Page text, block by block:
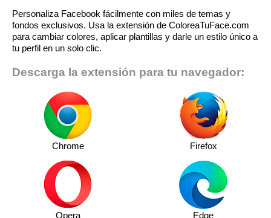
Personaliza Facebook fácilmente con miles de temas y
fondos exclusivos. Usa la extensión de ColoreaTuFace.com
para cambiar colores, aplicar plantillas y darle un estilo único a
tu perfil en un solo clic.
Descarga la extensión para tu navegador:
Chrome Firefox
Opera Edge